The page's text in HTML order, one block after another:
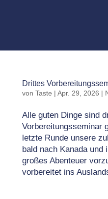
Drittes
von Taste | Apr. 29, 2026 |
Alle guten Dinge sind
Vorbereitungsseminar
letzte Runde unsere
bald nach Kanada und
großes Abenteuer
vorbereitet ins